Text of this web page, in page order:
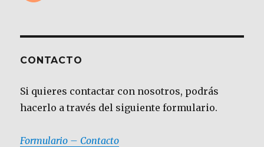
CONTACTO
Si quieres contactar con nosotros, podrás
hacerlo a través del siguiente formulario.
Formulario – Contacto